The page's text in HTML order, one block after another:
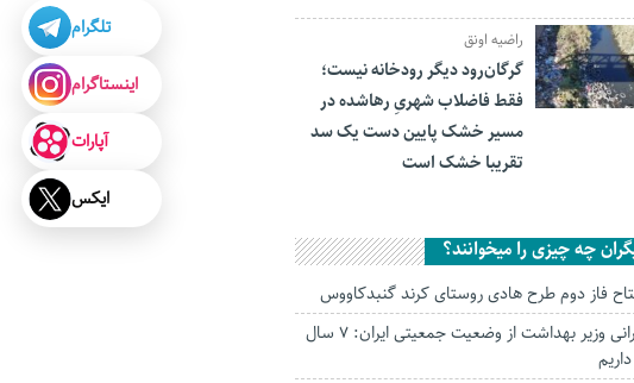
راضیه اونق
گرگان‌رود دیگر رودخانه نیست؛
فقط فاضلاب شهریِ رهاشده در
مسیر خشک پایین دست یک سد
تقریبا خشک است
چه چیزی را میخوانند؟
فاز دوم طرح هادی روستای کرند گنبدکاووس
نگرانی وزیر بهداشت از وضعیت جمعیتی ایران: ۷ سال
تلگرام
اینستاگرام
آپارات
ایکس